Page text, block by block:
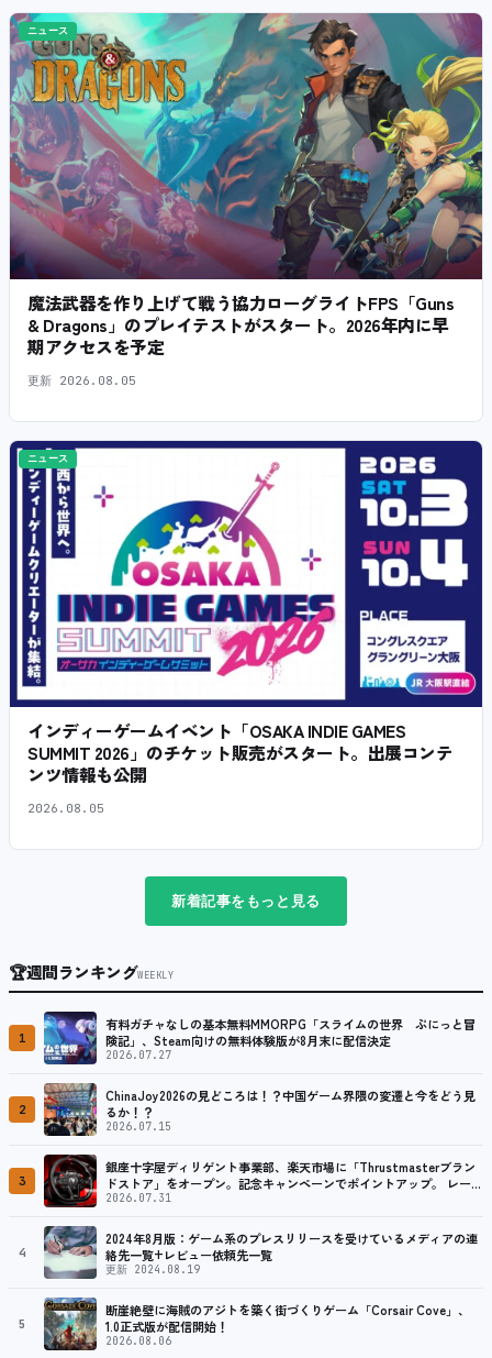
ニュース
魔法武器を作り上げて戦う協力ローグライトFPS「Guns
& Dragons」のプレイテストがスタート。2026年内に早
期アクセスを予定
更新 2026.08.05
ニュース
インディーゲームイベント「OSAKA INDIE GAMES
SUMMIT 2026」のチケット販売がスタート。出展コンテ
ンツ情報も公開
2026.08.05
新着記事をもっと見る
🏆週間ランキングWEEKLY
1
有料ガチャなしの基本無料MMORPG「スライムの世界 ぷにっと冒
険記」、Steam向けの無料体験版が8月末に配信決定
2026.07.27
2
ChinaJoy2026の見どころは！？中国ゲーム界隈の変遷と今をどう見
るか！？
2026.07.15
3
銀座十字屋ディリゲント事業部、楽天市場に「Thrustmasterブラン
ドストア」をオープン。記念キャンペーンでポイントアップ。 レーシ
ング／フライトシム向けコントローラーを中心に、幅広くラインナッ
2026.07.31
4
2024年8月版：ゲーム系のプレスリリースを受けているメディアの連
絡先一覧+レビュー依頼先一覧
更新 2024.08.19
5
断崖絶壁に海賊のアジトを築く街づくりゲーム「Corsair Cove」、
1.0正式版が配信開始！
2026.08.06